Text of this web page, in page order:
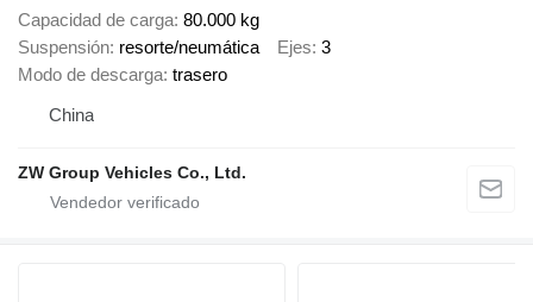
Capacidad de carga 80.000 kg
Suspensión resorte/neumática Ejes 3
Modo de descarga trasero
China
ZW Group Vehicles Co., Ltd.